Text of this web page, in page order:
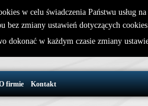
32 721 86 72
support@wirelesslan.com.pl
W
firmie Kontakt
w celu świadczenia Państwu usług
zmiany ustawień dotyczących
dokonać w każdym czasie zmiany